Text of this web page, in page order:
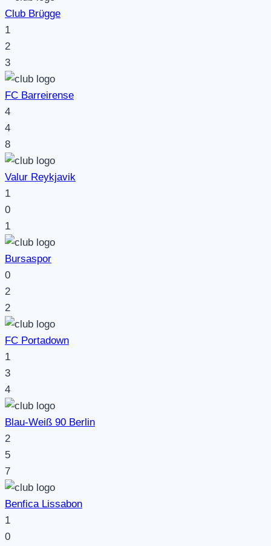
Club Brügge
1
2
3
FC Barreirense
4
4
8
Valur Reykjavik
1
0
1
Bursaspor
0
2
2
FC Portadown
1
3
4
Blau-Weiß 90 Berlin
2
5
7
Benfica Lissabon
1
0